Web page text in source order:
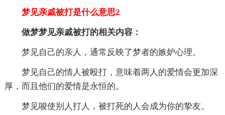
梦见亲戚被打是什么意思2
做梦梦见亲戚被打的相关内容：
梦见自己的亲人，通常反映了梦者的嫉妒心理。
梦见自己的情人被殴打，意味着两人的爱情会更加深
厚，而且他们的爱情是永恒的。
梦见唆使别人打人，被打死的人会成为你的挚友。